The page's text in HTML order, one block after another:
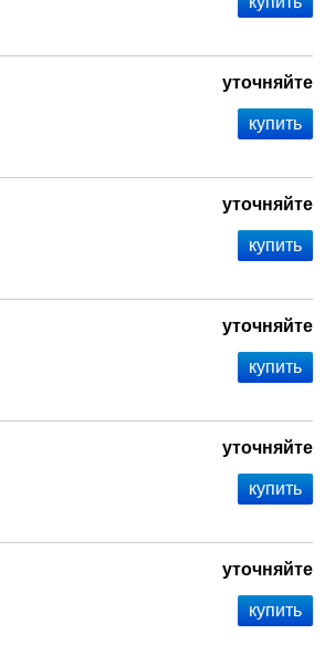
уточняйте
уточняйте
уточняйте
уточняйте
уточняйте